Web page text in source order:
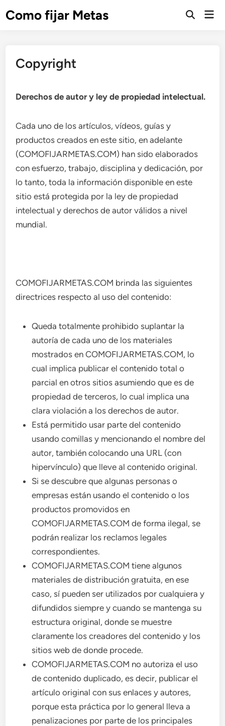
Como fijar Metas
Abrir
Copyright
Derechos de autor y ley de propiedad intelectual.
Cada uno de los artículos, vídeos, guías y
productos creados en este sitio, en adelante
(COMOFIJARMETAS.COM) han sido elaborados
con esfuerzo, trabajo, disciplina y dedicación, por
lo tanto, toda la información disponible en este
sitio está protegida por la ley de propiedad
intelectual y derechos de autor válidos a nivel
mundial.
COMOFIJARMETAS.COM brinda las siguientes
directrices respecto al uso del contenido:
Queda totalmente prohibido suplantar la
autoría de cada uno de los materiales
mostrados en COMOFIJARMETAS.COM, lo
cual implica publicar el contenido total o
parcial en otros sitios asumiendo que es de
propiedad de terceros, lo cual implica una
clara violación a los derechos de autor.
Está permitido usar parte del contenido
usando comillas y mencionando el nombre del
autor, también colocando una URL (con
hipervínculo) que lleve al contenido original.
Si se descubre que algunas personas o
empresas están usando el contenido o los
productos promovidos en
COMOFIJARMETAS.COM de forma ilegal, se
podrán realizar los reclamos legales
correspondientes.
COMOFIJARMETAS.COM tiene algunos
materiales de distribución gratuita, en ese
caso, sí pueden ser utilizados por cualquiera y
difundidos siempre y cuando se mantenga su
estructura original, donde se muestre
claramente los creadores del contenido y los
sitios web de donde procede.
COMOFIJARMETAS.COM no autoriza el uso
de contenido duplicado, es decir, publicar el
artículo original con sus enlaces y autores,
porque esta práctica por lo general lleva a
penalizaciones por parte de los principales